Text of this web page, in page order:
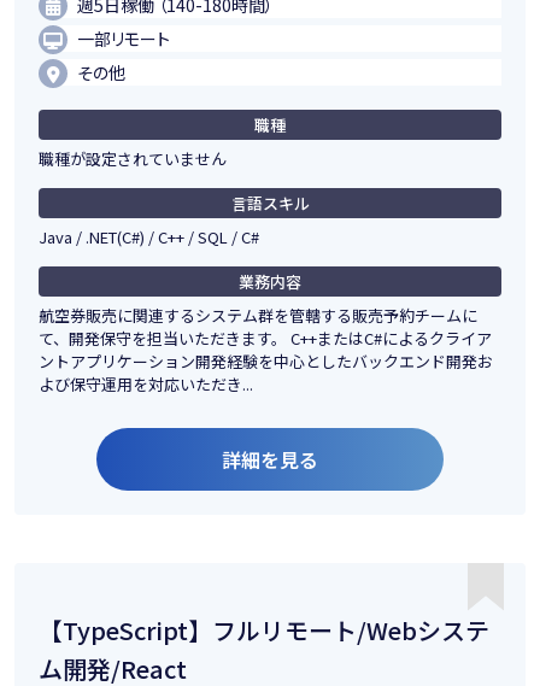
週5日稼働 （140-180時間）
一部リモート
その他
職種
職種が設定されていません
言語スキル
Java / .NET(C#) / C++ / SQL / C#
業務内容
航空券販売に関連するシステム群を管轄する販売予約チームに
て、開発保守を担当いただきます。 C++またはC#によるクライア
ントアプリケーション開発経験を中心としたバックエンド開発お
よび保守運用を対応いただき...
詳細を見る
【TypeScript】フルリモート/Webシステ
ム開発/React